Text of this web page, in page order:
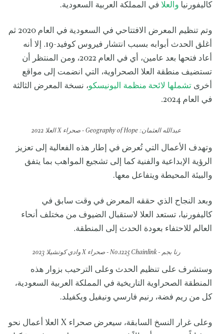
كاليفورنيا والعلا في المملكة العربية السعودية.
وتم تنظيم المعرض الافتتاحي في السعودية في العام 2020 ثم
أغلق الحدث أبوابه بسبب انتشار فيروس كوفيد-19. إلا أنه
أعاد فتحها بعد عامين، أي في العام 2022، ومن المنتظر أن
تستضيف منطقة العلا الصحراوية، التي انضمت إلى مواقع
أخرى تشملها لائحة منظمة اليونيسكو، نسخة المعرض الثالثة
في العام 2024.
عبدالله العثمان: Geography of Hope - صحراء X العلا 2022
وتهدف الأعمال التي تُعرض في إطار هذه الفعالية إلى تعزيز
الرؤية الإبداعية والفنية كما إلى تشجيع المواهب بما يتفق
والبيئة المحيطة ويتفاعل معها.
وبعد النجاح الذي حققه المعرض في وقت سابق في
كاليفورنيا، تستعد العلا لاستقبال الضيوف من مختلف أنحاء
العالم للاحتفاء بعودة الحدث إلى المنطقة.
رنا بجم - No.1225 Chainlink - صحراء X وادي كوتشيلا 2023
وستشرف على تنظيم الحدث وعلى الترحيب بزوار هذه
المنطقة الصحراوية التاريخية في المملكة العربية السعودية،
كل من ريم فضة، رنيم فارسي ونيفيل ويكفيلد.
وعلى غرار النسخ السابقة، سيعرض صحراء X العلا أعمال نحو